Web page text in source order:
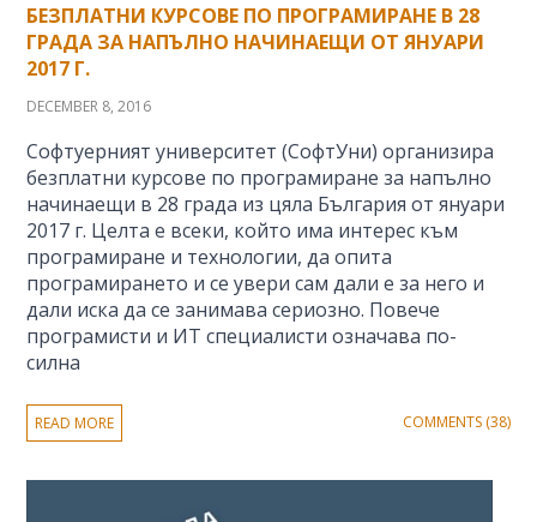
БЕЗПЛАТНИ КУРСОВЕ ПО ПРОГРАМИРАНЕ В 28
ГРАДА ЗА НАПЪЛНО НАЧИНАЕЩИ ОТ ЯНУАРИ
2017 Г.
DECEMBER 8, 2016
Софтуерният университет (СофтУни) организира
безплатни курсове по програмиране за напълно
начинаещи в 28 града из цяла България от януари
2017 г. Целта е всеки, който има интерес към
програмиране и технологии, да опита
програмирането и се увери сам дали е за него и
дали иска да се занимава сериозно. Повече
програмисти и ИТ специалисти означава по-
силна
READ MORE COMMENTS (38)